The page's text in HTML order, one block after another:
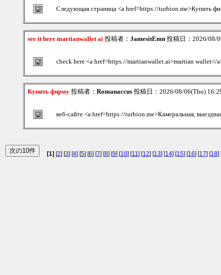
Следующая страница <a href=https://turbion.me>Купить
see it here martianwallet ai 投稿者： JamesitEmn 投稿日：2026/08/
check here <a href=https://martianwallet.ai>martian wallet</
Купить фирму 投稿者： Romanaccus 投稿日：2026/08/06(Thu)
веб-сайте <a href=https://turbion.me>Камеральная,
[1] [2] [3] [4] [5] [6] [7] [8] [9] [10] [11] [12] [13] [14] [15] [16] [17] [18]